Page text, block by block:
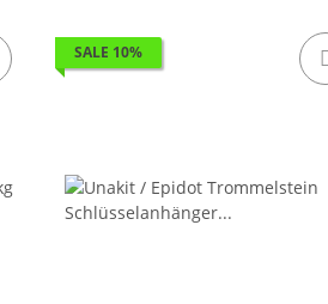
SALE 10%